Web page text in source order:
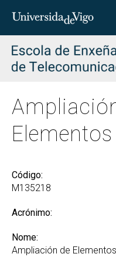
Introduce
para
buscar
Código:
M135218
Acrónimo:
Nome:
Ampliación de